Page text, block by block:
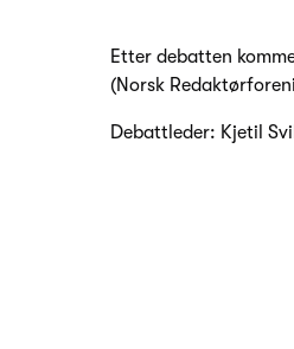
Etter debatten
(Norsk
Debattleder: Kjetil